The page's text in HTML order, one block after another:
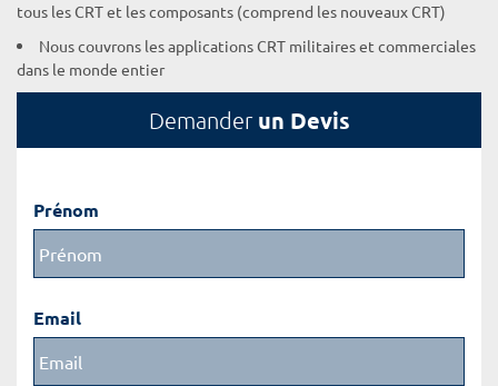
tous les CRT et les composants (comprend les nouveaux CRT)
Nous couvrons les applications CRT militaires et commerciales
dans le monde entier
Demander un Devis
Prénom
Email